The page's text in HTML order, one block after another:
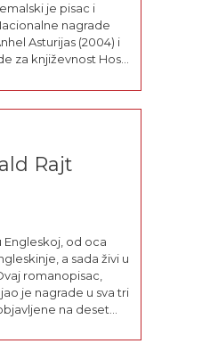
je pisac i
nagrade
Asturijas (2004) i
za književnost Hose
Amerike. Rođen
italijanskog
je da putuje sa
i Centralnoj...
Rajt
Engleskoj, od oca
a sada živi u
romanopisac,
je nagrade u sva tri
na deset
i...